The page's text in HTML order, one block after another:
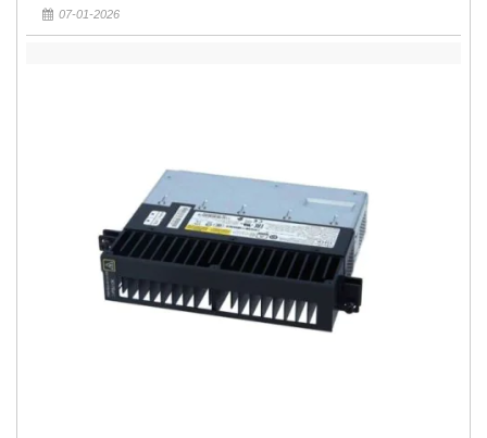
07-01-2026